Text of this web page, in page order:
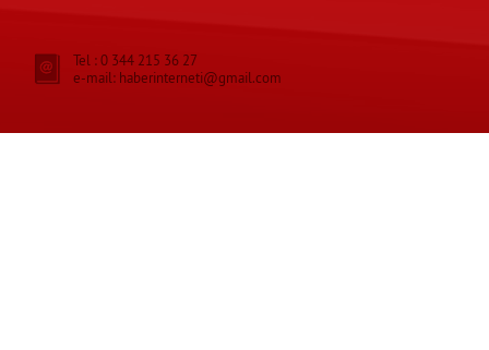
Tel : 0 344 215 36 27
e-mail: haberinterneti@gmail.com